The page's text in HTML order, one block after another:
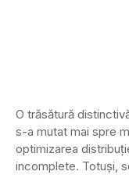
O trăsătură
s-a mutat mai spre
optimizarea
incomplete. Totuși,